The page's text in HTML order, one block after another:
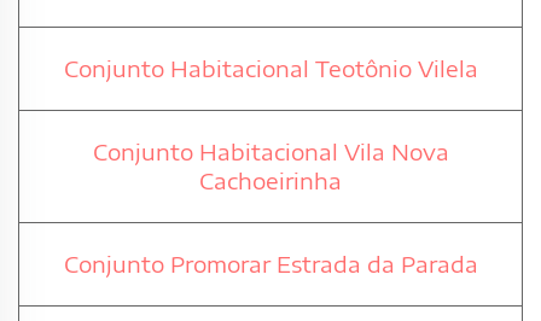
Conjunto Habitacional Teotônio Vilela
Conjunto Habitacional Vila Nova
Cachoeirinha
Conjunto Promorar Estrada da Parada